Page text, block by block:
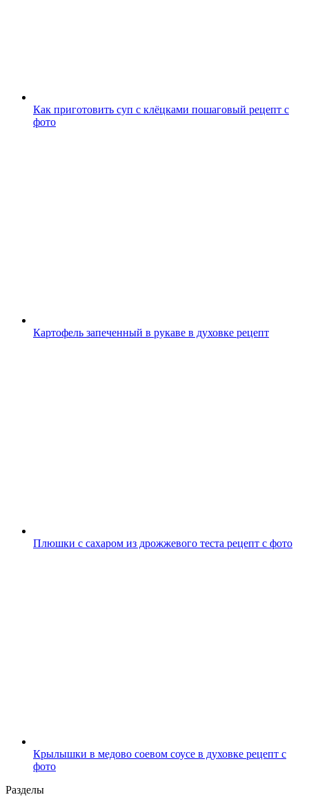
Как приготовить суп с клёцками пошаговый рецепт с
фото
Картофель запеченный в рукаве в духовке рецепт
Плюшки с сахаром из дрожжевого теста рецепт с фото
Крылышки в медово соевом соусе в духовке рецепт с
фото
Разделы